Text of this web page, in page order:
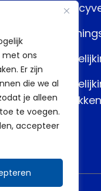
ons
Er zijn
die we al
je alleen
te voegen.
accepteer
afdekken